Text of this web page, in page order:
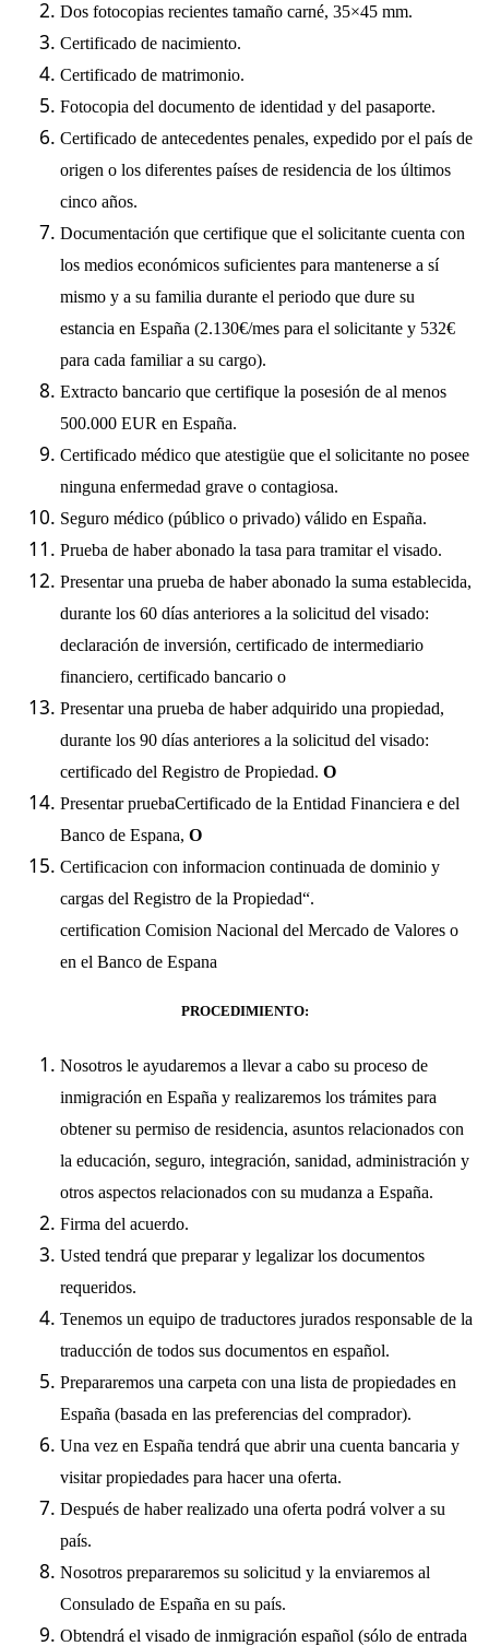
Dos fotocopias recientes tamaño carné, 35×45 mm.
Certificado de nacimiento.
Certificado de matrimonio.
Fotocopia del documento de identidad y del pasaporte.
Certificado de antecedentes penales, expedido por el país de
origen o los diferentes países de residencia de los últimos
cinco años.
Documentación que certifique que el solicitante cuenta con
los medios económicos suficientes para mantenerse a sí
mismo y a su familia durante el periodo que dure su
estancia en España (2.130€/mes para el solicitante y 532€
para cada familiar a su cargo).
Extracto bancario que certifique la posesión de al menos
500.000 EUR en España.
Certificado médico que atestigüe que el solicitante no posee
ninguna enfermedad grave o contagiosa.
Seguro médico (público o privado) válido en España.
Prueba de haber abonado la tasa para tramitar el visado.
Presentar una prueba de haber abonado la suma establecida,
durante los 60 días anteriores a la solicitud del visado:
declaración de inversión, certificado de intermediario
financiero, certificado bancario o
Presentar una prueba de haber adquirido una propiedad,
durante los 90 días anteriores a la solicitud del visado:
certificado del Registro de Propiedad. O
Presentar pruebaCertificado de la Entidad Financiera e del
Banco de Espana, O
Certificacion con informacion continuada de dominio y
cargas del Registro de la Propiedad“.
certification Comision Nacional del Mercado de Valores o
en el Banco de Espana
PROCEDIMIENTO:
Nosotros le ayudaremos a llevar a cabo su proceso de
inmigración en España y realizaremos los trámites para
obtener su permiso de residencia, asuntos relacionados con
la educación, seguro, integración, sanidad, administración y
otros aspectos relacionados con su mudanza a España.
Firma del acuerdo.
Usted tendrá que preparar y legalizar los documentos
requeridos.
Tenemos un equipo de traductores jurados responsable de la
traducción de todos sus documentos en español.
Prepararemos una carpeta con una lista de propiedades en
España (basada en las preferencias del comprador).
Una vez en España tendrá que abrir una cuenta bancaria y
visitar propiedades para hacer una oferta.
Después de haber realizado una oferta podrá volver a su
país.
Nosotros prepararemos su solicitud y la enviaremos al
Consulado de España en su país.
Obtendrá el visado de inmigración español (sólo de entrada